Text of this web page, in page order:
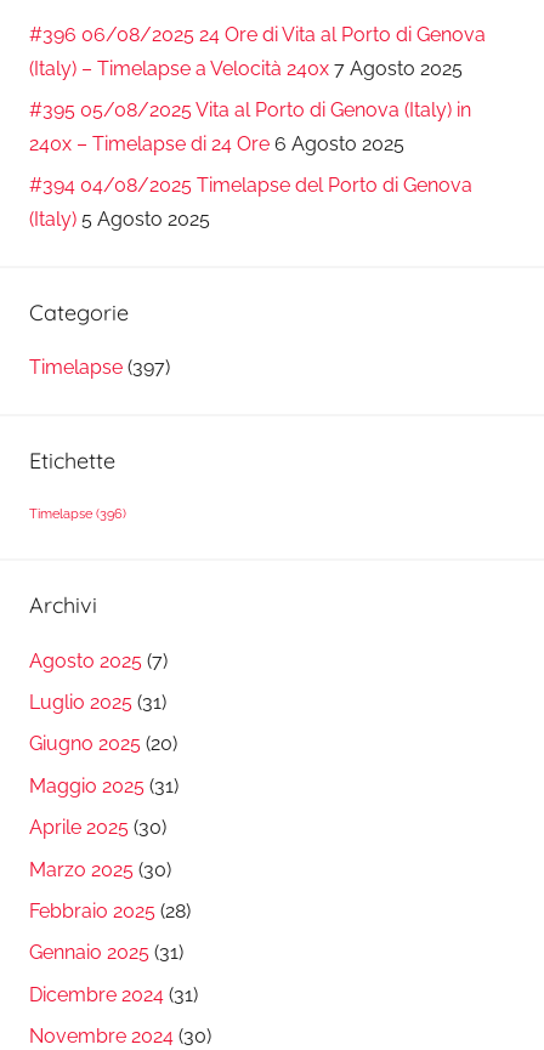
#396 06/08/2025 24 Ore di Vita al Porto di Genova
(Italy) – Timelapse a Velocità 240x 7 Agosto 2025
#395 05/08/2025 Vita al Porto di Genova (Italy) in
240x – Timelapse di 24 Ore 6 Agosto 2025
#394 04/08/2025 Timelapse del Porto di Genova
(Italy) 5 Agosto 2025
Categorie
Timelapse (397)
Etichette
Timelapse (396)
Archivi
Agosto 2025 (7)
Luglio 2025 (31)
Giugno 2025 (20)
Maggio 2025 (31)
Aprile 2025 (30)
Marzo 2025 (30)
Febbraio 2025 (28)
Gennaio 2025 (31)
Dicembre 2024 (31)
Novembre 2024 (30)